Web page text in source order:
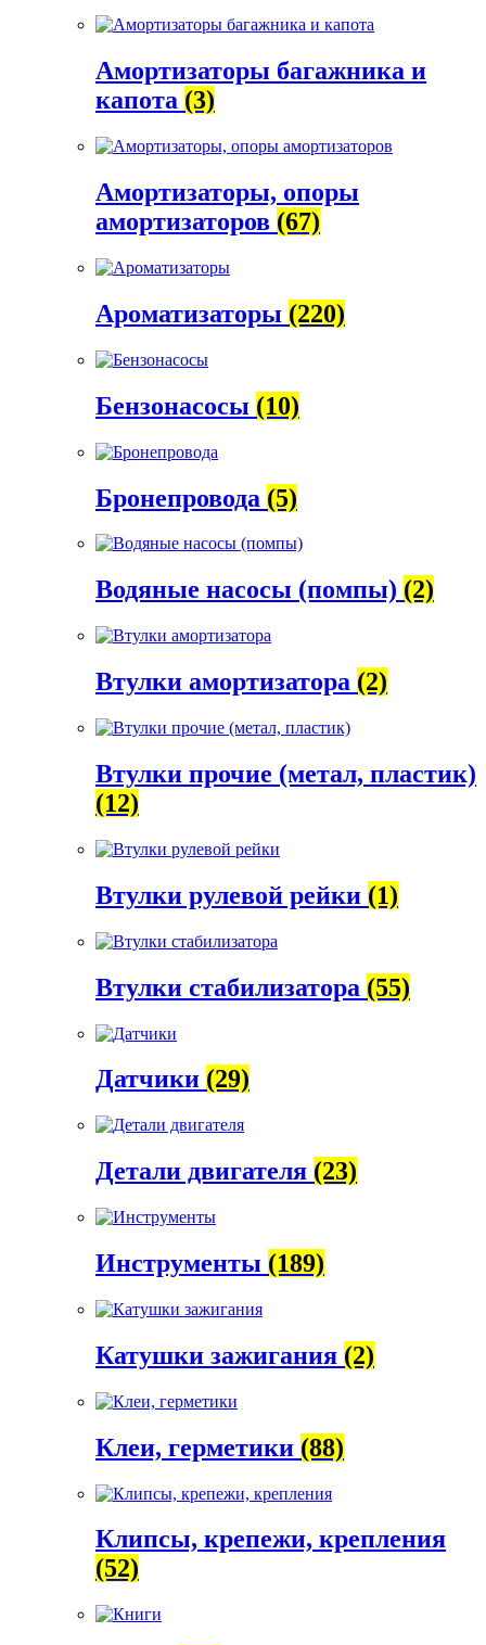
Амортизаторы багажника и
капота (3)
Амортизаторы, опоры
амортизаторов (67)
Ароматизаторы (220)
Бензонасосы (10)
Бронепровода (5)
Водяные насосы (помпы) (2)
Втулки амортизатора (2)
Втулки прочие (метал, пластик)
(12)
Втулки рулевой рейки (1)
Втулки стабилизатора (55)
Датчики (29)
Детали двигателя (23)
Инструменты (189)
Катушки зажигания (2)
Клеи, герметики (88)
Клипсы, крепежи, крепления
(52)